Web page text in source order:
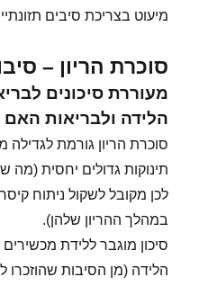
מיעוט בצריכת סיבים
סוכרת הריון –
מעוררת סיכונים
הלידה ולבריאות
סוכרת הריון גורמת
תינוקות גדולים יחסית (מה
לכן מקובל לשקול ניתוח
במהלך ההריון שלהן).
סיכון מוגבר ללידת
הלידה (מן הסיבות שהוזכרו